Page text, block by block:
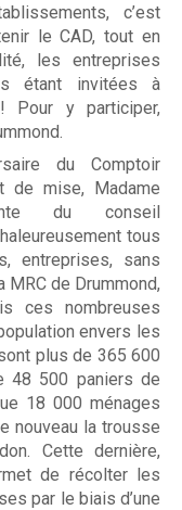
-
c’est
le CAD, tout en
les entreprises
étant invitées à
Pour y participer,
du Comptoir
de mise, Madame
du conseil
tous
entreprises, sans
de Drummond,
ces nombreuses
envers les
plus de 365 600
48 500 paniers de
18 000 ménages
nouveau la trousse
Cette dernière,
de récolter les
par le biais d’une